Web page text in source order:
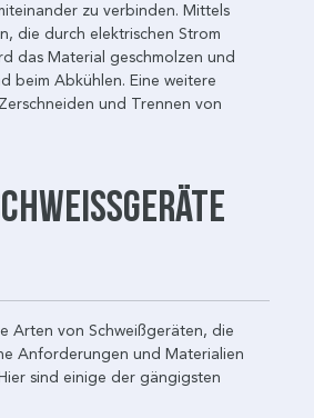
zu verbinden. Mittels
die durch elektrischen Strom
das Material geschmolzen und
beim Abkühlen. Eine weitere
und Trennen von
Arten von Schweißgeräten, die
Anforderungen und Materialien
sind einige der gängigsten